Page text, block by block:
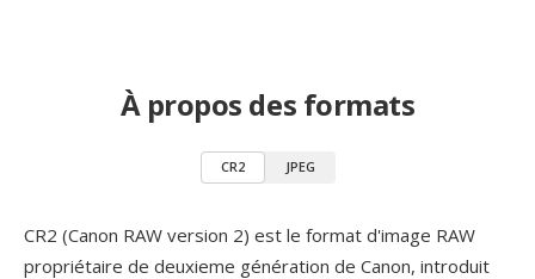
À propos des formats
CR2 JPEG
CR2 (Canon RAW version 2) est le format d'image RAW
propriétaire de deuxieme génération de Canon, introduit